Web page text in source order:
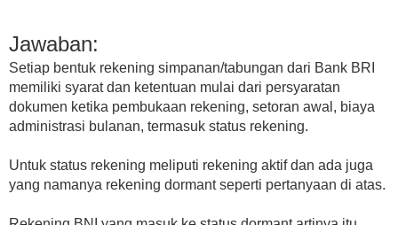
Jawaban:
Setiap bentuk rekening simpanan/tabungan dari Bank BRI
memiliki syarat dan ketentuan mulai dari persyaratan
dokumen ketika pembukaan rekening, setoran awal, biaya
administrasi bulanan, termasuk status rekening.
Untuk status rekening meliputi rekening aktif dan ada juga
yang namanya rekening dormant seperti pertanyaan di atas.